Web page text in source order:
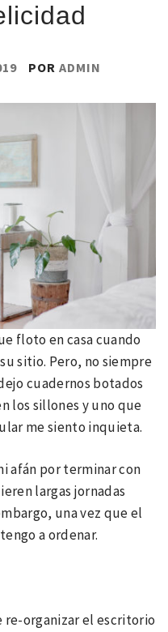
POR ADMIN
floto en casa cuando
sitio. Pero, no siempre
cuadernos botados
los sillones y uno que
me siento inquieta.
afán por terminar con
largas jornadas
una vez que el
a ordenar.
re-organizar el escritorio